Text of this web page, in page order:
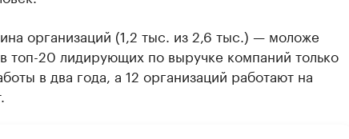
организаций (1,2 тыс. из 2,6 тыс.) — моложе
топ-20 лидирующих по выручке компаний только
в два года, а 12 организаций работают на